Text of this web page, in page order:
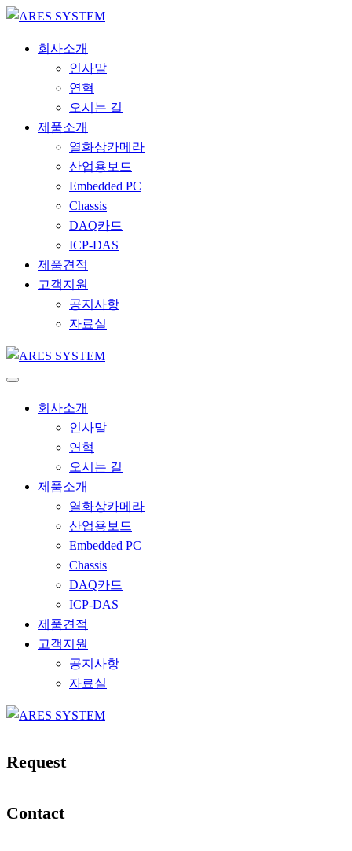
회사소개
인사말
연혁
오시는 길
제품소개
열화상카메라
산업용보드
Embedded PC
Chassis
DAQ카드
ICP-DAS
제품견적
고객지원
공지사항
자료실
회사소개
인사말
연혁
오시는 길
제품소개
열화상카메라
산업용보드
Embedded PC
Chassis
DAQ카드
ICP-DAS
제품견적
고객지원
공지사항
자료실
Request
Contact